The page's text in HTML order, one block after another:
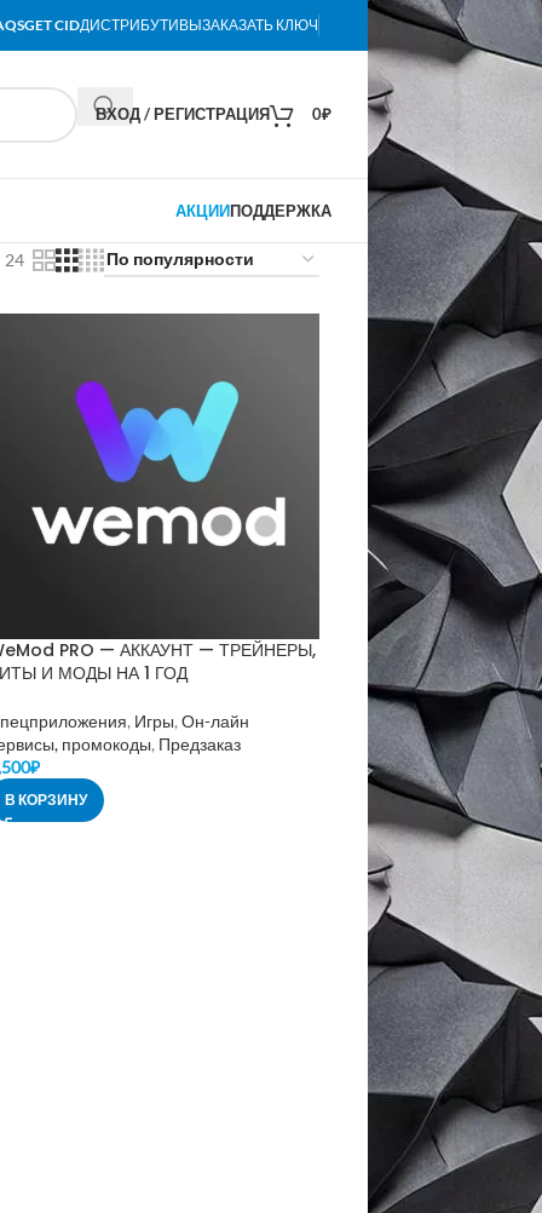
GET CIDДИСТРИБУТИВЫЗАКАЗАТЬ КЛЮЧ
ВХОД / РЕГИСТРАЦИЯ 0₽
АКЦИИПОДДЕРЖКА
24
PRO — АККАУНТ — ТРЕЙНЕРЫ,
И МОДЫ НА 1 ГОД
, Игры, Он-лайн
промокоды, Предзаказ
₽
В КОРЗИНУ